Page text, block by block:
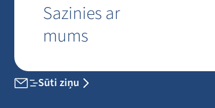
Sazinies ar
mums
Sūti ziņu